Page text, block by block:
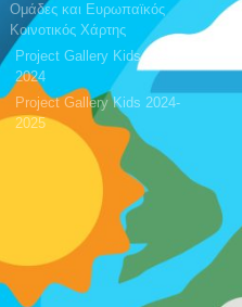
Ομάδες και Ευρωπαϊκός
Κοινοτικός Χάρτης
Project Gallery Kids 2023-
2024
Project Gallery Kids 2024-
2025